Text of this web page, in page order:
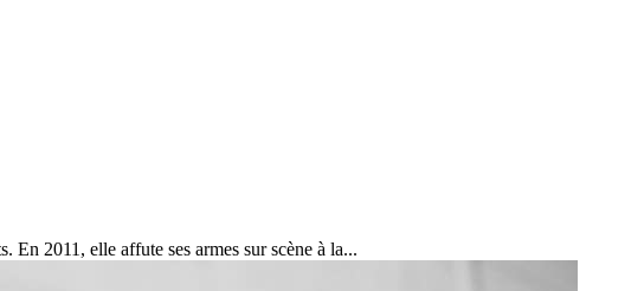
2011, elle affute ses armes sur scène à la...